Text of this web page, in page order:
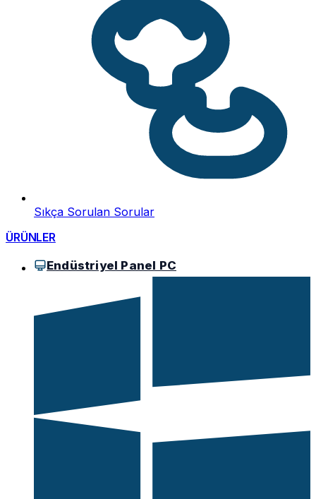
Sıkça Sorulan Sorular
ÜRÜNLER
Endüstriyel Panel PC